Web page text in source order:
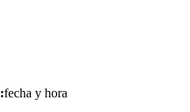
fecha y hora